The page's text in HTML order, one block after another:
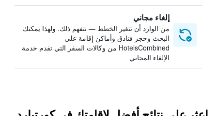
إلغاء مجاني
من الوارد أن تتغير الخطط — نتفهم ذلك. ولهذا يمكنك
البحث وحجز فنادق وأماكن إقامة على
HotelsCombined من وكالات السفر التي تقدم خدمة
الإلغاء المجاني